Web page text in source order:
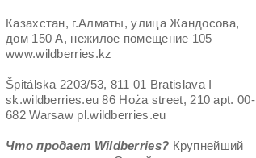
Казахстан, г.Алматы, улица Жандосова,
дом 150 А, нежилое помещение 105
www.wildberries.kz
Špitálska 2203/53, 811 01 Bratislava I
sk.wildberries.eu 86 Hoża street, 210 apt. 00-
682 Warsaw pl.wildberries.eu
Что продает Wildberries? Крупнейший